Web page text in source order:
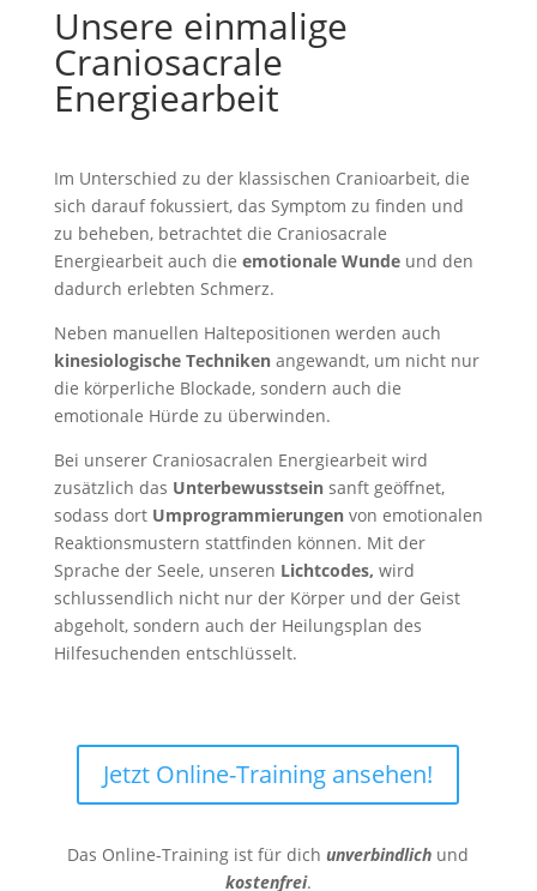
Unsere einmalige
Craniosacrale
Energiearbeit
Im Unterschied zu der klassischen Cranioarbeit, die
sich darauf fokussiert, das Symptom zu finden und
zu beheben, betrachtet die Craniosacrale
Energiearbeit auch die emotionale Wundeund den
dadurch erlebten Schmerz.
Neben manuellen Haltepositionen werden auch
kinesiologische Technikenangewandt, um nicht nur
die körperliche Blockade, sondern auch die
emotionale Hürde zu überwinden.
Bei unserer Craniosacralen Energiearbeit wird
zusätzlich das Unterbewusstseinsanft geöffnet,
sodass dort Umprogrammierungenvon emotionalen
Reaktionsmustern stattfinden können. Mit der
Sprache der Seele, unseren Lichtcodes, wird
schlussendlich nicht nur der Körper und der Geist
abgeholt, sondern auch der Heilungsplan des
Hilfesuchenden entschlüsselt.
Jetzt Online-Training ansehen!
Das Online-Training ist für dichunverbindlich und
kostenfrei.